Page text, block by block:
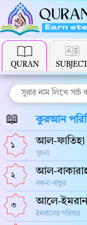
QURAN
📖 কুরআন
১ আল-ফাতিহা
সূচনা
২ আল-
বকনা-বাছুর
৩ আলে-ইমরান
ইমরানের পরিবার